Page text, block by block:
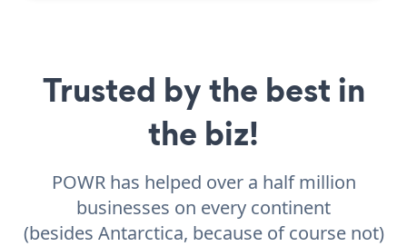
Trusted by the best in
the biz!
POWR has helped over a half million
businesses on every continent
(besides Antarctica, because of course not)